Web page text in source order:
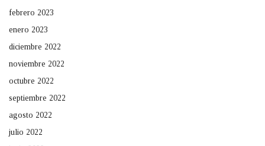
febrero 2023
enero 2023
diciembre 2022
noviembre 2022
octubre 2022
septiembre 2022
agosto 2022
julio 2022